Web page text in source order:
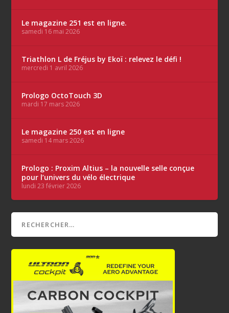
Le magazine 251 est en ligne.
samedi 16 mai 2026
Triathlon L de Fréjus by Ekoï : relevez le défi !
mercredi 1 avril 2026
Prologo OctoTouch 3D
mardi 17 mars 2026
Le magazine 250 est en ligne
samedi 14 mars 2026
Prologo : Proxim Altius – la nouvelle selle conçue
pour l’univers du vélo électrique
lundi 23 février 2026